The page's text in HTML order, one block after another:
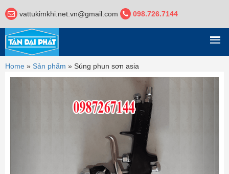
vattukimkhi.net.vn@gmail.com 098.726.7144
DANH MỤC
Home » Sản phẩm » Súng phun sơn asia